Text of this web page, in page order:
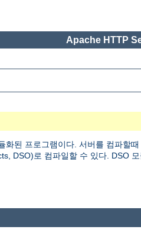
Apache HTTP
화된 프로그램이다. 서버를 컴파할때
DSO)로 컴파일할 수 있다. DSO